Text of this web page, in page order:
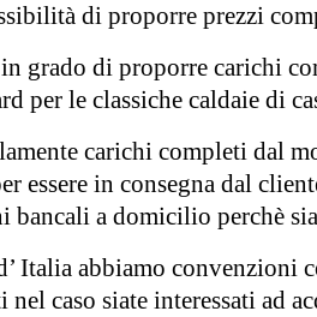
di proporre prezzi
grado di proporre carichi
per le classiche caldaie di
carichi completi dal
essere in consegna dal
bancali a domicilio perchè
Italia abbiamo
nel caso siate interessati ad